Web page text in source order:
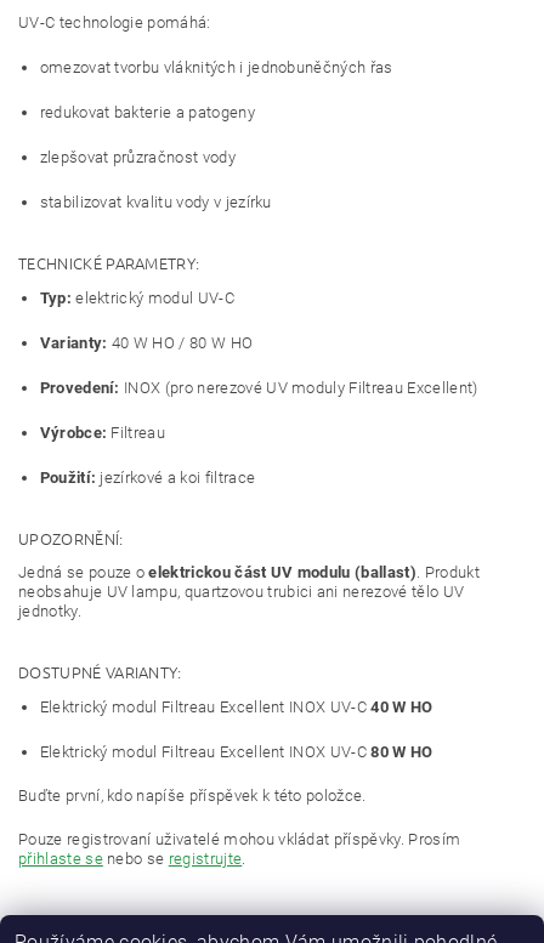
UV-C technologie pomáhá:
omezovat tvorbu vláknitých i jednobuněčných řas
redukovat bakterie a patogeny
zlepšovat průzračnost vody
stabilizovat kvalitu vody v jezírku
TECHNICKÉ PARAMETRY:
Typ: elektrický modul UV-C
Varianty: 40 W HO / 80 W HO
Provedení: INOX (pro nerezové UV moduly Filtreau Excellent)
Výrobce: Filtreau
Použití: jezírkové a koi filtrace
UPOZORNĚNÍ:
Jedná se pouze oelektrickou část UV modulu (ballast) . Produkt
neobsahuje UV lampu, quartzovou trubici ani nerezové tělo UV
jednotky.
DOSTUPNÉ VARIANTY:
Elektrický modul Filtreau Excellent INOX UV-C40 W HO
Elektrický modul Filtreau Excellent INOX UV-C80 W HO
Buďte první, kdo napíše příspěvek k této položce.
Pouze registrovaní uživatelé mohou vkládat příspěvky. Prosím
přihlaste senebo se registrujte